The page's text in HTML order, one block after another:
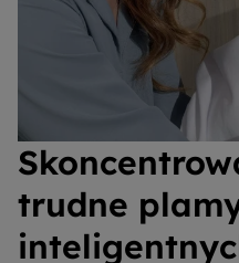
trudne